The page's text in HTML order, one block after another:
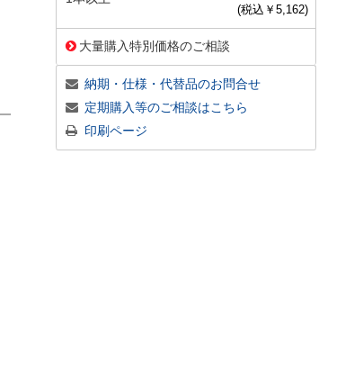
(税込￥ 5,162)
大量購入特別価格のご相談
納期・仕様・代替品のお問合せ
定期購入等のご相談はこちら
印刷ページ